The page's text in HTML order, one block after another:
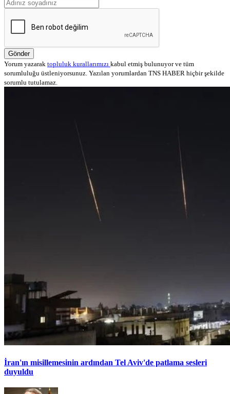
Gönder
Yorum yazarak topluluk kurallarımızı kabul etmiş bulunuyor ve tüm
sorumluluğu üstleniyorsunuz. Yazılan yorumlardan TNS HABER hiçbir şekilde
sorumlu tutulamaz.
İran'ın misillemesinin ardından Tel Aviv'de patlama sesleri
duyuldu